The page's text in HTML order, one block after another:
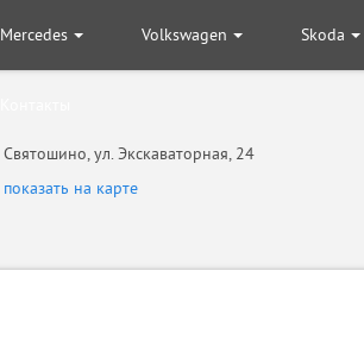
Mercedes Volkswagen Skoda
Святошино, ул. Экскаваторная, 24
показать на карте